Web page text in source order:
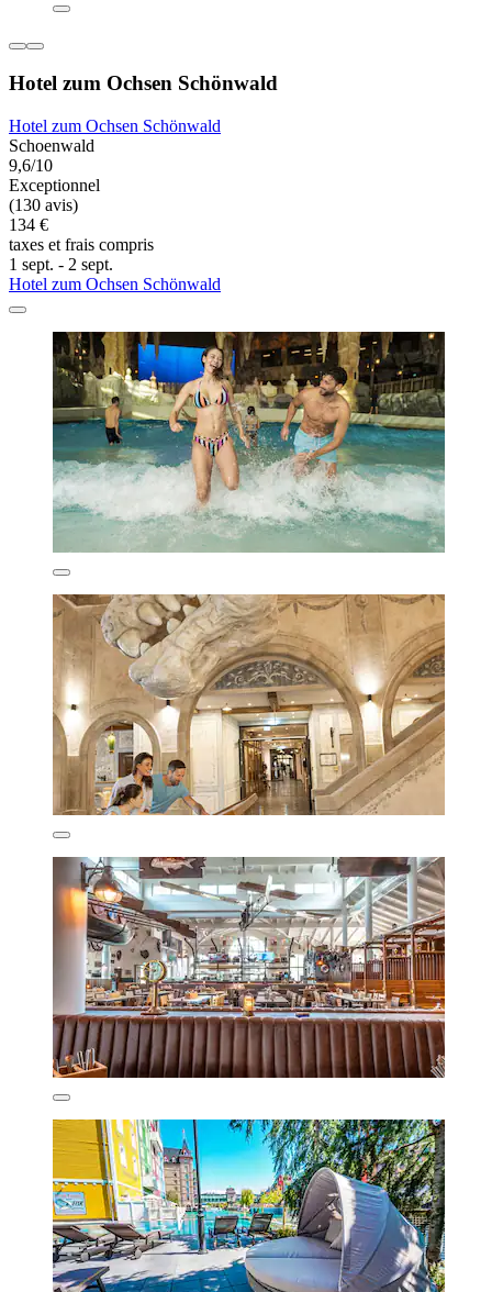
Hotel zum Ochsen Schönwald
Hotel zum Ochsen Schönwald
Schoenwald
9,6/10
Exceptionnel
(130 avis)
134 €
taxes et frais compris
1 sept. - 2 sept.
Hotel zum Ochsen Schönwald